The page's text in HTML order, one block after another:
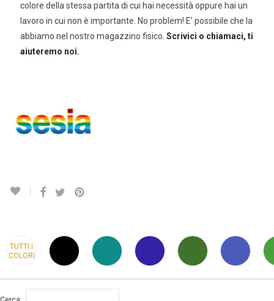
colore della stessa partita di cui hai necessità oppure hai un
lavoro in cui non è importante. No problem! E’ possibile che la
abbiamo nel nostro magazzino fisico. Scrivici o chiamaci, ti
aiuteremo noi.
TUTTI I
COLORI